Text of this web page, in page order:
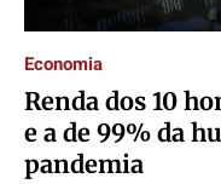
Termos de Uso
Privacidade
Termos de Uso
Privacidade
Termos de Uso
Privacidade
Termos de Uso
Privacidade
Economia
Renda dos 10
e a de 99% da
pandemia